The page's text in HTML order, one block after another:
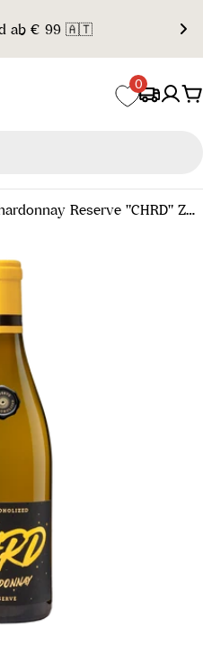
ab € 99 🇦🇹
0
Chardonnay Reserve "CHRD" ZERO POINT FIVE